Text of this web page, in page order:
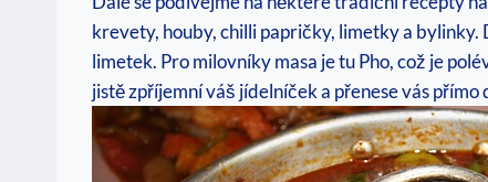
krevety, houby, chilli papričky, limetky a bylinky.
limetek. Pro milovníky masa je tu Pho, což je
jistě zpříjemní váš jídelníček a přenese vás přímo